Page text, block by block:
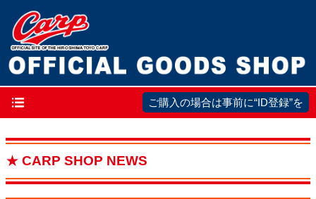
メ
イ
ン
ナ
ビ
ご購入の場合は事前に“ID登録”を
CARP SHOP NEWS